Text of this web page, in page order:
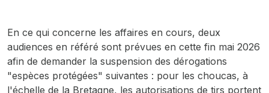
En ce qui concerne les affaires en cours, deux
audiences en référé sont prévues en cette fin mai 2026
afin de demander la suspension des dérogations
"espèces protégées" suivantes : pour les choucas, à
l'échelle de la Bretagne, les autorisations de tirs portent